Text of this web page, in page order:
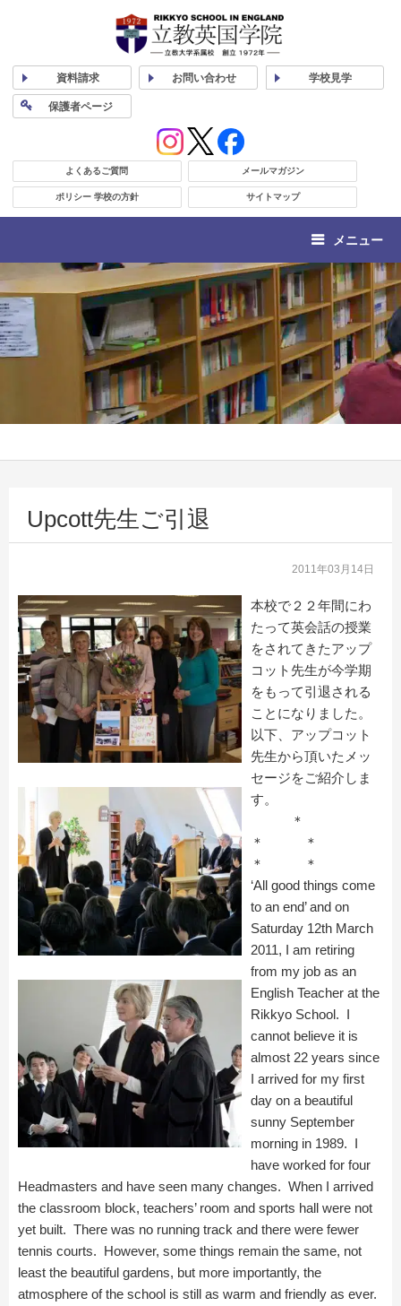
資料請求 お問い合わせ 学校見学
保護者ページ
よくあるご質問 メールマガジン
ポリシー 学校の方針 サイトマップ
メニュー
Upcott先生ご引退
2011年03月14日
本校で２２年間にわ
たって英会話の授業
をされてきたアップ
コット先生が今学期
をもって引退される
ことになりました。
以下、アップコット
先生から頂いたメッ
セージをご紹介しま
す。
＊
＊ ＊
＊ ＊
‘All good things come
to an end’ and on
Saturday 12th March
2011, I am retiring
from my job as an
English Teacher at the
Rikkyo School. I
cannot believe it is
almost 22 years since
I arrived for my first
day on a beautiful
sunny September
morning in 1989. I
have worked for four
Headmasters and have seen many changes. When I arrived
the classroom block, teachers’ room and sports hall were not
yet built. There was no running track and there were fewer
tennis courts. However, some things remain the same, not
least the beautiful gardens, but more importantly, the
atmosphere of the school is still as warm and friendly as ever.